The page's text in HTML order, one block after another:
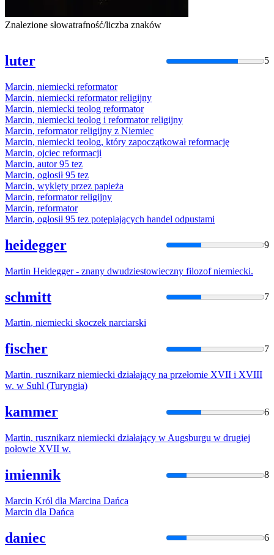
Znalezione słowatrafność/liczba znaków
luter 5
Marcin, niemiecki reformator
Marcin, niemiecki reformatorreligijny
Marcin, niemiecki teolog reformator
Marcin, niemiecki teolog i reformatorreligijny
Marcin, reformatorreligijny z Niemiec
Marcin, niemiecki teolog, który zapoczątkował reformację
Marcin, ojciec reformacji
Marcin, autor 95 tez
Marcin, ogłosił 95 tez
Marcin, wyklęty przez papieża
Marcin, reformatorreligijny
Marcin, reformator
Marcin, ogłosił 95 tez potępiających handel odpustami
heidegger 9
Martin Heidegger - znany dwudziestowieczny filozofniemiecki.
schmitt 7
Martin, niemiecki skoczek narciarski
fischer 7
Martin, rusznikarz niemiecki działający na przełomie XVII i XVIII
w. w Suhl (Turyngia)
kammer 6
Martin, rusznikarz niemiecki działający w Augsburgu w drugiej
połowie XVII w.
imiennik 8
Marcin Król dla Marcina Dańca
Marcin dla Dańca
daniec 6